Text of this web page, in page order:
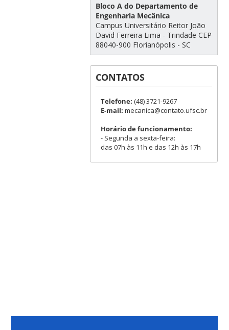
Bloco A do Departamento de
Engenharia Mecânica
Campus Universitário Reitor João
David Ferreira Lima - Trindade CEP
88040-900 Florianópolis - SC
CONTATOS
Telefone: (48) 3721-9267
E-mail: mecanica@contato.ufsc.br
Horário de funcionamento:
- Segunda a sexta-feira:
das 07h às 11h e das 12h às 17h